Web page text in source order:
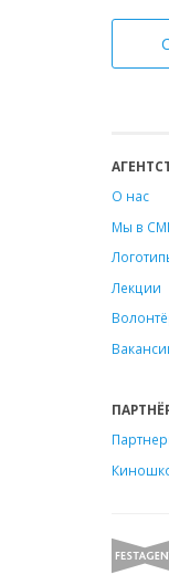
О нас
Мы в
Лекции